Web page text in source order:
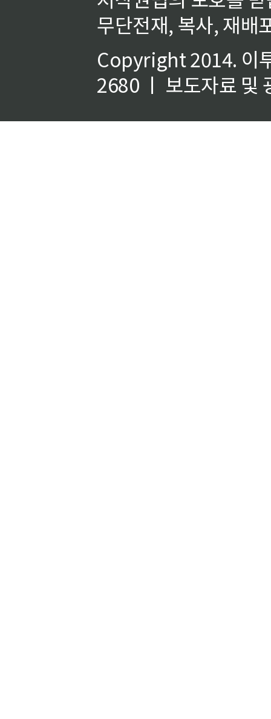
무단전재, 복사, 재배
Copyright 2014. 이
2680 ㅣ 보도자료